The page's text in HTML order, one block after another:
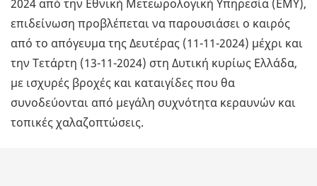
2024 από την Εθνική Μετεωρολογική Υπηρεσία (ΕΜΥ),
επιδείνωση προβλέπεται να παρουσιάσει ο καιρός
από το απόγευμα της Δευτέρας (11-11-2024) μέχρι και
την Τετάρτη (13-11-2024) στη Δυτική κυρίως Ελλάδα,
με ισχυρές βροχές και καταιγίδες που θα
συνοδεύονται από μεγάλη συχνότητα κεραυνών και
τοπικές χαλαζοπτώσεις.